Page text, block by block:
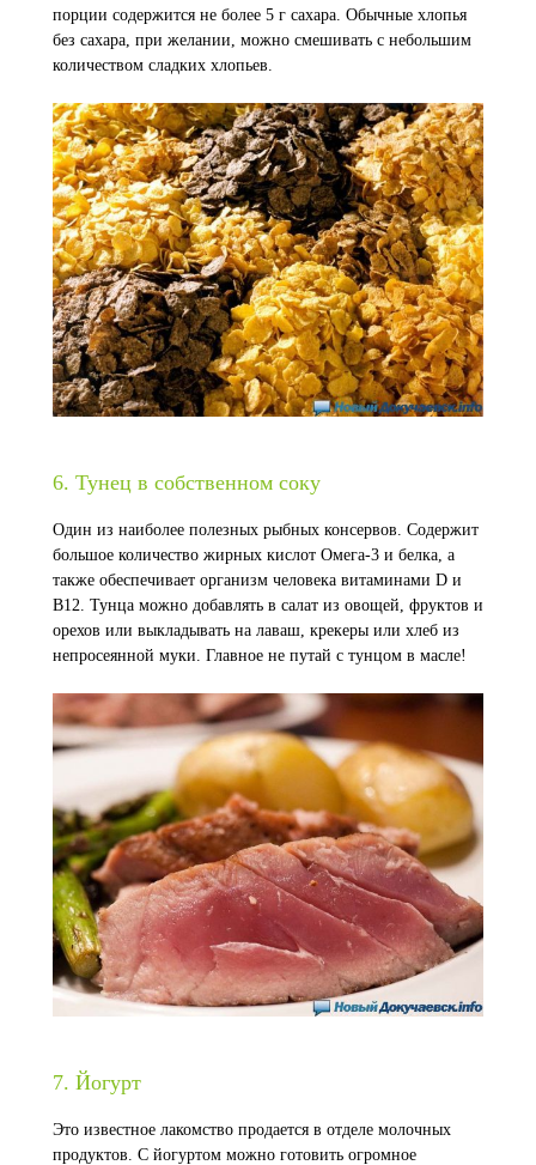
порции содержится не более 5 г сахара. Обычные хлопья
без сахара, при желании, можно смешивать с небольшим
количеством сладких хлопьев.
6. Тунец в собственном соку
Один из наиболее полезных рыбных консервов. Содержит
большое количество жирных кислот Омега-3 и белка, а
также обеспечивает организм человека витаминами D и
В12. Тунца можно добавлять в салат из овощей, фруктов и
орехов или выкладывать на лаваш, крекеры или хлеб из
непросеянной муки. Главное не путай с тунцом в масле!
7. Йогурт
Это известное лакомство продается в отделе молочных
продуктов. С йогуртом можно готовить огромное